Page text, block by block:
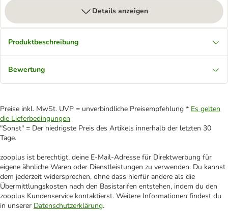
Details anzeigen
Produktbeschreibung
Bewertung
Preise inkl. MwSt. UVP = unverbindliche Preisempfehlung * Es gelten
die Lieferbedingungen
"Sonst" = Der niedrigste Preis des Artikels innerhalb der letzten 30
Tage.
zooplus ist berechtigt, deine E-Mail-Adresse für Direktwerbung für
eigene ähnliche Waren oder Dienstleistungen zu verwenden. Du kannst
dem jederzeit widersprechen, ohne dass hierfür andere als die
Übermittlungskosten nach den Basistarifen entstehen, indem du den
zooplus Kundenservice kontaktierst. Weitere Informationen findest du
in unserer Datenschutzerklärung.